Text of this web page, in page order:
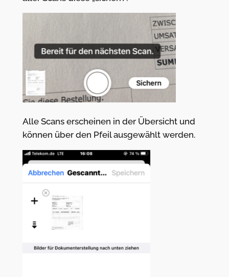
Alle Scans erscheinen in der Übersicht und
können über den Pfeil ausgewählt werden.